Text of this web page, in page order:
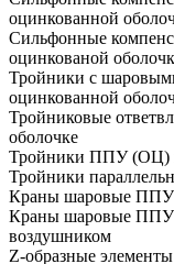
оцинкованной
Сильфонные
оцинкованой
Тройники с
оцинкованной
Тройниковые
оболочке
Тройники ППУ (ОЦ)
Тройники
Краны шаровые ППУ
Краны шаровые ППУ
воздушником
Z-образные